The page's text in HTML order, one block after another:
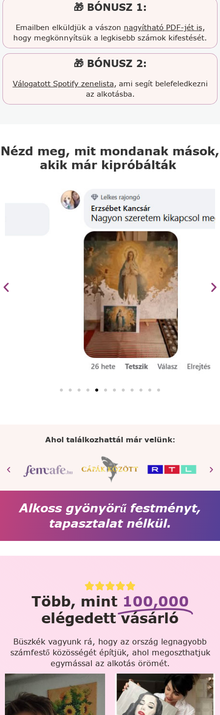
🎁 BÓNUSZ 1:
Emailben elküldjük a vászon nagyítható PDF-jét is,
hogy megkönnyítsük a legkisebb számok kifestését.
🎁 BÓNUSZ 2:
Válogatott Spotify zenelista, ami segít belefeledkezni
az alkotásba.
Nézd meg, mit mondanak mások,
akik már kipróbálták
Ahol találkozhattál már velünk:
Alkoss gyönyörű festményt,
tapasztalat nélkül.
Több, mint 100,000
elégedett vásárló
Büszkék vagyunk rá, hogy az ország legnagyobb
számfestő közösségét építjük, ahol megoszthatjuk
egymással az alkotás örömét.